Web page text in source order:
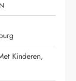
Kinderen,